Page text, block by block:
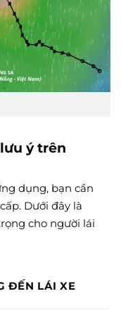
ý trên
dụng, bạn cần
Dưới đây là
cho người lái
ĐẾN LÁI XE